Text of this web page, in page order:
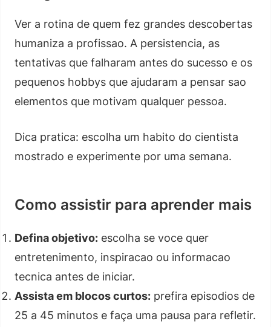
Ver a rotina de quem fez grandes descobertas
humaniza a profissao. A persistencia, as
tentativas que falharam antes do sucesso e os
pequenos hobbys que ajudaram a pensar sao
elementos que motivam qualquer pessoa.
Dica pratica: escolha um habito do cientista
mostrado e experimente por uma semana.
Como assistir para aprender mais
Defina objetivo: escolha se voce quer
entretenimento, inspiracao ou informacao
tecnica antes de iniciar.
Assista em blocos curtos: prefira episodios de
25 a 45 minutos e faça uma pausa para refletir.